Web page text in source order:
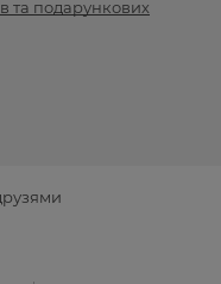
та подарункових